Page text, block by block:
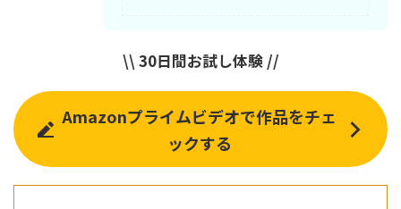
\\ 30日間お試し体験 //
Amazonプライムビデオで作品をチェ
ックする